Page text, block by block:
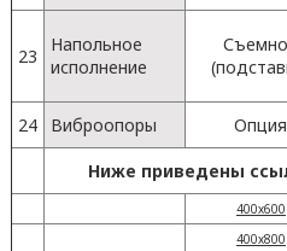
23
Напольное
исполнение
24
Виброопоры Опция
Ниже приведены
400х600
400х800